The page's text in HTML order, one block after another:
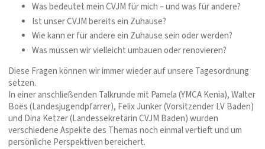
Was bedeutet mein CVJM für mich – und was für andere?
Ist unser CVJM bereits ein Zuhause?
Wie kann er für andere ein Zuhause sein oder werden?
Was müssen wir vielleicht umbauen oder renovieren?
Diese Fragen können wir immer wieder auf unsere Tagesordnung
setzen.
In einer anschließenden Talkrunde mit Pamela (YMCA Kenia), Walter
Boës (Landesjugendpfarrer), Felix Junker (Vorsitzender LV Baden)
und Dina Ketzer (Landessekretärin CVJM Baden) wurden
verschiedene Aspekte des Themas noch einmal vertieft und um
persönliche Perspektiven bereichert.